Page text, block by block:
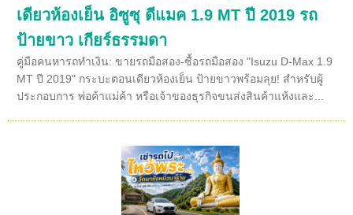
เดียวห้องเย็น อิซูซุ ดีแมค 1.9 MT ปี 2019 รถ
ป้ายขาว เกียร์ธรรมดา
คู่มือคนหารถทำเงิน: ขายรถมือสอง-ซื้อรถมือสอง "Isuzu D-Max 1.9
MT ปี 2019" กระบะตอนเดียวห้องเย็น ป้ายขาวพร้อมลุย! สำหรับผู้
ประกอบการ พ่อค้าแม่ค้า หรือเจ้าของธุรกิจขนส่งสินค้าแห้งและ...